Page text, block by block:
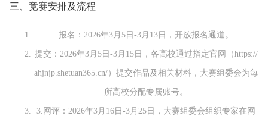
三、竞赛安排及流程
报名：2026年3月5日-3月13日，开放报名通道。
提交：2026年3月5日-3月15日，各高校通过指定官网（https://
ahjnjp.shetuan365.cn/）提交作品及相关材料，大赛组委会为每
所高校分配专属账号。
3.网评：2026年3月16日-3月25日，大赛组委会组织专家在网